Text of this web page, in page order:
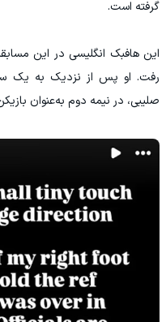
گرفته است.
این هافبک انگلیسی در این
رفت. او پس از نزدیک به یک
صلیبی، در نیمه دوم به‌عنوان